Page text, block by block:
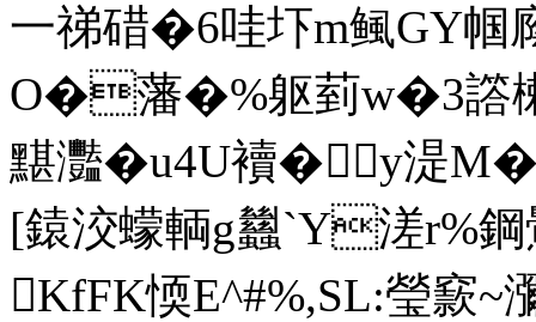
一祶碏�6哇圷m鲺GY帼
O�藩�%躯菿w�3譗
黮灩�u4U襩�y湜
[鎱洨蠓輌g蠿`Y溠r%鋼
KfFK愞E^#%,SL:瑩窾